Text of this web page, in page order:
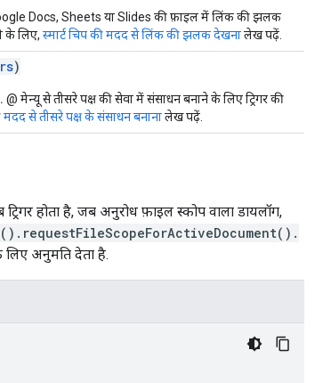
Docs, Sheets या Slides की फ़ाइल में लिंक की झलक
के लिए, स्मार्ट चिप की मदद से लिंक की झलक देखनालेख पढ़ें.
)
@ मेन्यू से तीसरे पक्ष की सेवा में संसाधन बनाने के लिए ट्रिगर की
मदद से तीसरे पक्ष के संसाधन बनानालेख पढ़ें.
होता है, जब अनुरोध फ़ाइल स्कोप वाला डायलॉग,
लिए अनुमति देता है.